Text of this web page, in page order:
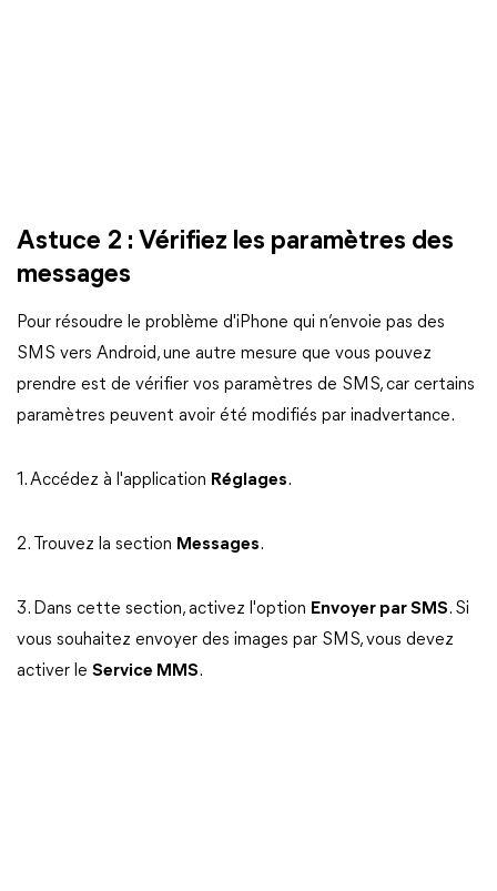
Astuce 2 : Vérifiez les paramètres des
messages
Pour résoudre le problème d'iPhone qui n’envoie pas des
SMS vers Android, une autre mesure que vous pouvez
prendre est de vérifier vos paramètres de SMS, car certains
paramètres peuvent avoir été modifiés par inadvertance.
1. Accédez à l'application Réglages.
2. Trouvez la section Messages.
3. Dans cette section, activez l'option Envoyer par SMS. Si
vous souhaitez envoyer des images par SMS, vous devez
activer le Service MMS.